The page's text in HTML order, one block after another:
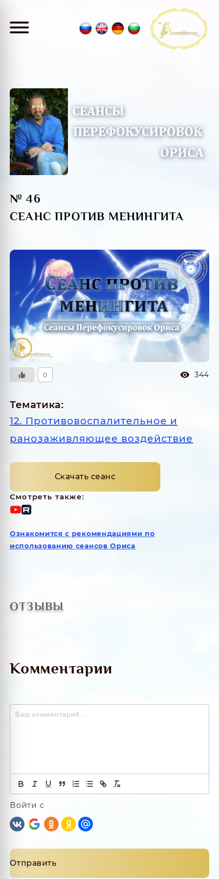
СЕАНС ПРОТИВ МЕНИНГИТА
№ 46
0 344
Тематика:
12. Противовоспалительное и
ранозаживляющее воздействие
Скачать сеанс
Смотреть также:
Ознакомится с рекомендациями по
использованию сеансов Ориса
ОТЗЫВЫ
Комментарии
Войти с